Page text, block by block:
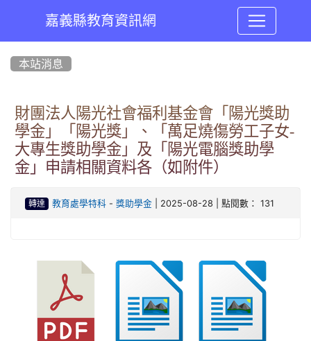
嘉義縣教育資訊網
本站消息
財團法人陽光社會福利基金會「陽光獎助
學金」「陽光獎」、「萬足燒傷勞工子女-
大專生獎助學金」及「陽光電腦獎助學
金」申請相關資料各（如附件）
轉達 教育處學特科- 獎助學金| 2025-08-28 | 點閱數： 131